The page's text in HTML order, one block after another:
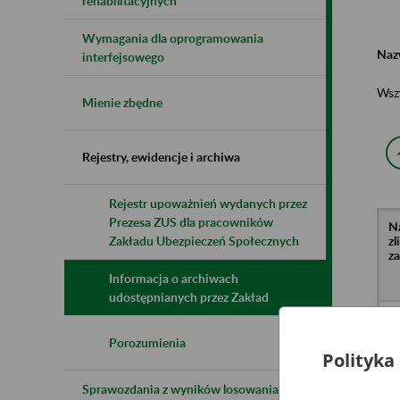
Wymagania dla oprogramowania
interfejsowego
Mienie zbędne
Rejestry, ewidencje i archiwa
Rejestr upoważnień wydanych przez
Prezesa ZUS dla pracowników
Zakładu Ubezpieczeń Społecznych
Informacja o archiwach
udostępnianych przez Zakład
Porozumienia
Sprawozdania z wyników losowania do
Polityka